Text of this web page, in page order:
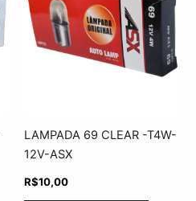
LAMPADA 69 CLEAR -T4W-
12V-ASX
R$10,00